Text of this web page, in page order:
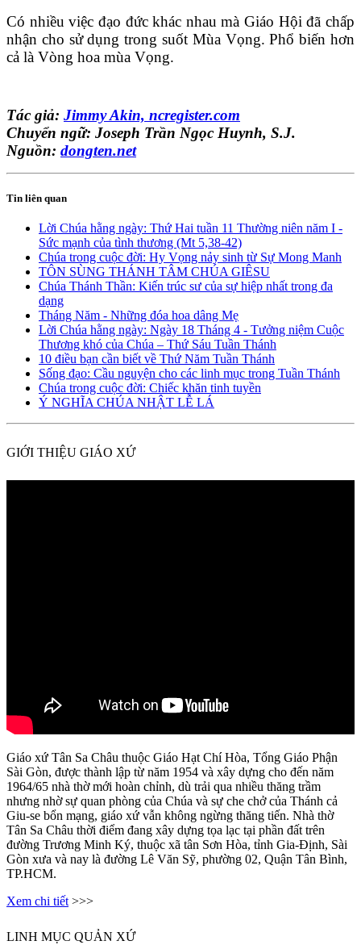
Có nhiều việc đạo đức khác nhau mà Giáo Hội đã chấp
nhận cho sử dụng trong suốt Mùa Vọng. Phổ biến hơn
cả là Vòng hoa mùa Vọng.
Tác giả: Jimmy Akin, ncregister.com
Chuyển ngữ: Joseph Trần Ngọc Huynh, S.J.
Nguồn: dongten.net
Tin liên quan
Lời Chúa hằng ngày: Thứ Hai tuần 11 Thường niên năm I -
Sức mạnh của tình thương (Mt 5,38-42)
Chúa trong cuộc đời: Hy Vọng nảy sinh từ Sự Mong Manh
TÔN SÙNG THÁNH TÂM CHÚA GIÊSU
Chúa Thánh Thần: Kiến trúc sư của sự hiệp nhất trong đa
dạng
Tháng Năm - Những đóa hoa dâng Mẹ
Lời Chúa hằng ngày: Ngày 18 Tháng 4 - Tưởng niệm Cuộc
Thương khó của Chúa – Thứ Sáu Tuần Thánh
10 điều bạn cần biết về Thứ Năm Tuần Thánh
Sống đạo: Cầu nguyện cho các linh mục trong Tuần Thánh
Chúa trong cuộc đời: Chiếc khăn tinh tuyền
Ý NGHĨA CHÚA NHẬT LỄ LÁ
GIỚI THIỆU GIÁO XỨ
Giáo xứ Tân Sa Châu thuộc Giáo Hạt Chí Hòa, Tổng Giáo Phận
Sài Gòn, được thành lập từ năm 1954 và xây dựng cho đến năm
1964/65 nhà thờ mới hoàn chỉnh, dù trải qua nhiều thăng trầm
nhưng nhờ sự quan phòng của Chúa và sự che chở của Thánh cả
Giu-se bổn mạng, giáo xứ vẫn không ngừng thăng tiến. Nhà thờ
Tân Sa Châu thời điểm đang xây dựng tọa lạc tại phần đất trên
đường Trương Minh Ký, thuộc xã tân Sơn Hòa, tỉnh Gia-Định, Sài
Gòn xưa và nay là đường Lê Văn Sỹ, phường 02, Quận Tân Bình,
TP.HCM.
Xem chi tiết >>>
LINH MỤC QUẢN XỨ